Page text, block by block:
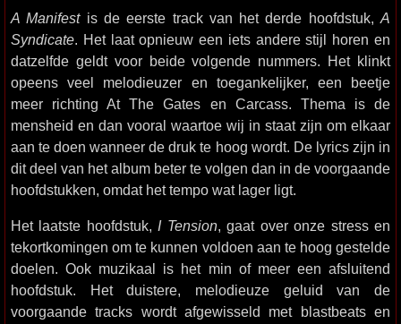
A Manifestis de eerste track van het derde hoofdstuk,A
Syndicate. Het laat opnieuw een iets andere stijl horen en
datzelfde geldt voor beide volgende nummers. Het klinkt
opeens veel melodieuzer en toegankelijker, een beetje
meer richting At The Gates en Carcass. Thema is de
mensheid en dan vooral waartoe wij in staat zijn om elkaar
aan te doen wanneer de druk te hoog wordt. De lyrics zijn in
dit deel van het album beter te volgen dan in de voorgaande
hoofdstukken, omdat het tempo wat lager ligt.
Het laatste hoofdstuk, I Tension, gaat over onze stress en
tekortkomingen om te kunnen voldoen aan te hoog gestelde
doelen. Ook muzikaal is het min of meer een afsluitend
hoofdstuk. Het duistere, melodieuze geluid van de
voorgaande tracks wordt afgewisseld met blastbeats en